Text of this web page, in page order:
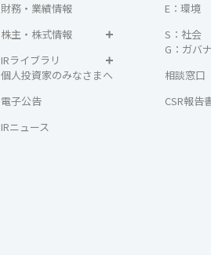
財務・業績情報
株主・株式情報
IRライブラリ
個人投資家のみなさまへ
電子公告
IRニュース
E：環境
S：社会
G：ガバ
相談窓口
CSR報告